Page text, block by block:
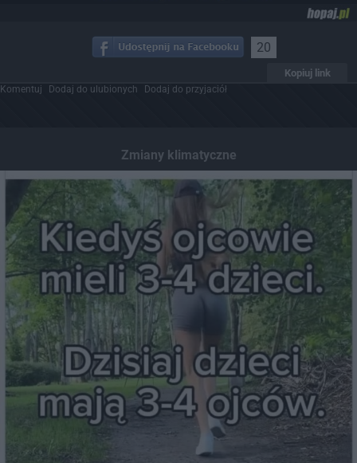
20
Kopiuj link
Komentuj Dodaj do ulubionych Dodaj do przyjaciół
Zmiany klimatyczne